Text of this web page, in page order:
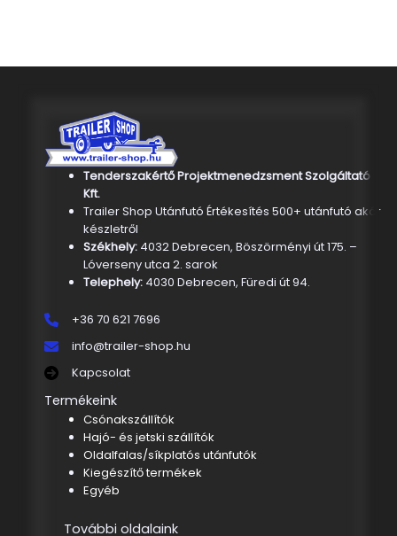
Tenderszakértő Projektmenedzsment Szolgáltató
Kft.
Trailer Shop Utánfutó Értékesítés 500+ utánfutó akár
készletről
Székhely: 4032 Debrecen, Böszörményi út 175. –
Lóverseny utca 2. sarok
Telephely:4030 Debrecen, Füredi út 94.
+36 70 621 7696
info@trailer-shop.hu
Kapcsolat
Termékeink
Csónakszállítók
Hajó- és jetski szállítók
Oldalfalas/síkplatós utánfutók
Kiegészítő termékek
Egyéb
További oldalaink